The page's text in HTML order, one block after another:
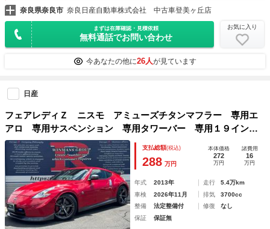
奈良県奈良市 奈良日産自動車株式会社 中古車登美ヶ丘店
まずは在庫確認・見積依頼
無料通話でお問い合わせ
お気に入り
今あなたの他に26人が見ています
日産
フェアレディＺ ニスモ アミューズチタンマフラー 専用エ
アロ 専用サスペンション 専用タワーバー 専用１９インチ
ＡＷ 専用シート 純正ナビ ＥＴＣ バックカメラ
支払総額(税込)
288 万円
本体価格
272
万円
諸費用
16
万円
年式 2013年 走行
5.4万km
車検
2026年11月 排気
3700cc
整備
法定整備付 修復
なし
保証
保証無